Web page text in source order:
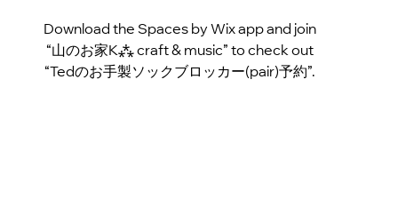
Download the Spaces by Wix app and join
“山のお家K⁂ craft & music” to check out
“Tedのお手製ソックブロッカー(pair)予約”.